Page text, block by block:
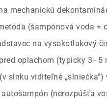
mechanickú
(šampónová voda +
na vysokotlakový
oplachom (typicky 3–5
slnku viditeľné „slniečka")
(nerozpúšťa